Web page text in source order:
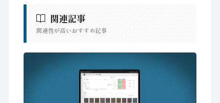
関連記事
関連性が高いおすすめ記事